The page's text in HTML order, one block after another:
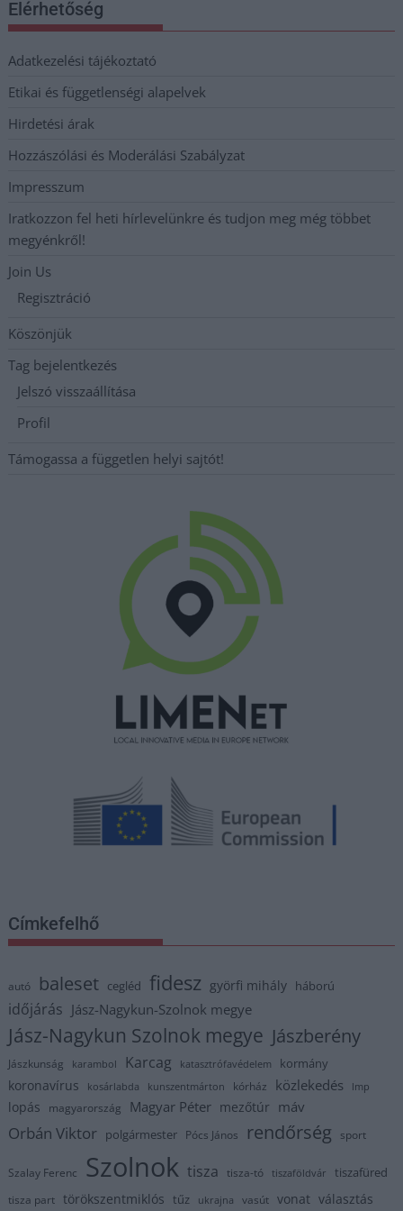
Elérhetőség
Adatkezelési tájékoztató
Etikai és függetlenségi alapelvek
Hirdetési árak
Hozzászólási és Moderálási Szabályzat
Impresszum
Iratkozzon fel heti hírlevelünkre és tudjon meg még többet
megyénkről!
Join Us
Regisztráció
Köszönjük
Tag bejelentkezés
Jelszó visszaállítása
Profil
Támogassa a független helyi sajtót!
Címkefelhő
autó baleset cegléd fidesz györfi mihály háború
időjárás Jász-Nagykun-Szolnok megye
Jász-Nagykun Szolnok megye Jászberény
Jászkunság karambol Karcag katasztrófavédelem kormány
koronavírus kosárlabda kunszentmárton kórház közlekedés lmp
lopás magyarország Magyar Péter mezőtúr máv
Orbán Viktor polgármester Pócs János rendőrség sport
Szalay Ferenc Szolnok tisza tisza-tó tiszaföldvár tiszafüred
tisza part törökszentmiklós tűz ukrajna vasút vonat választás